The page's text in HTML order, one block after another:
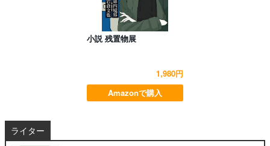
小説 残置物展
1,980円
Amazonで購入
ライター